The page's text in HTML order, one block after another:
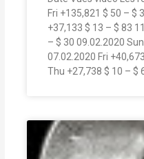
Fri +135,821 $ 50 – $
+37,133 $ 13 – $ 83
– $ 30 09.02.2020
07.02.2020 Fri
Thu +27,738 $ 10 – $